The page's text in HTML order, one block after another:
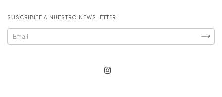
SUSCRIBITE A NUESTRO NEWSLETTER